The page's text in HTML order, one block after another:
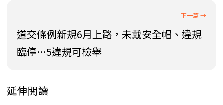
道交條例新規6月上路，未戴安全帽、違規
臨停…5違規可檢舉
延伸閱讀